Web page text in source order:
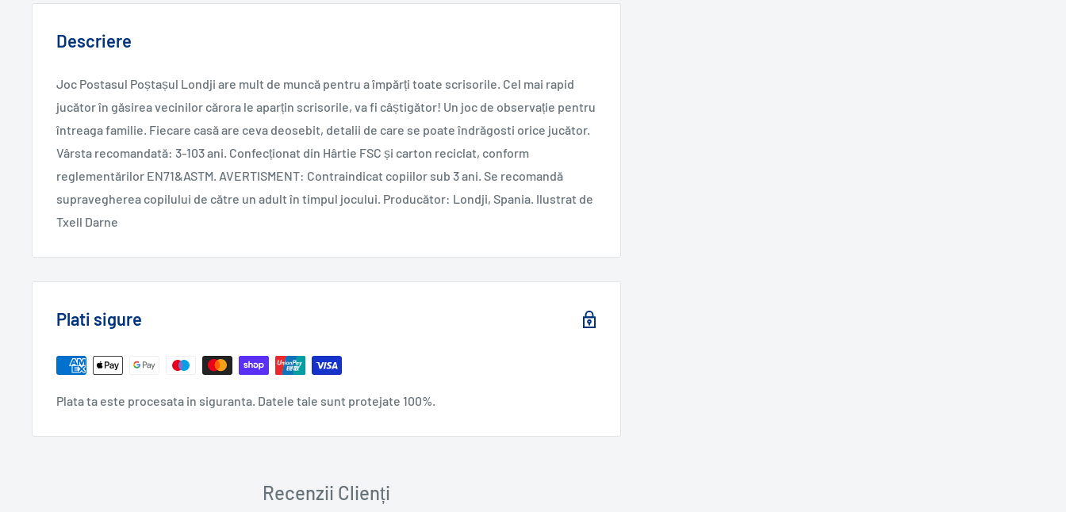
Descriere
Joc Postasul Poștașul Londji are mult de muncă pentru a împărți toate scrisorile. Cel mai rapid
jucător în găsirea vecinilor cărora le aparțin scrisorile, va fi câștigător! Un joc de observație pentru
întreaga familie. Fiecare casă are ceva deosebit, detalii de care se poate îndrăgosti orice jucător.
Vârsta recomandată: 3-103 ani. Confecționat din Hârtie FSC și carton reciclat, conform
reglementărilor EN71&ASTM. AVERTISMENT: Contraindicat copiilor sub 3 ani. Se recomandă
supravegherea copilului de către un adult în timpul jocului. Producător: Londji, Spania. Ilustrat de
Txell Darne
Plati sigure
Plata ta este procesata in siguranta. Datele tale sunt protejate 100%.
Recenzii Clienți